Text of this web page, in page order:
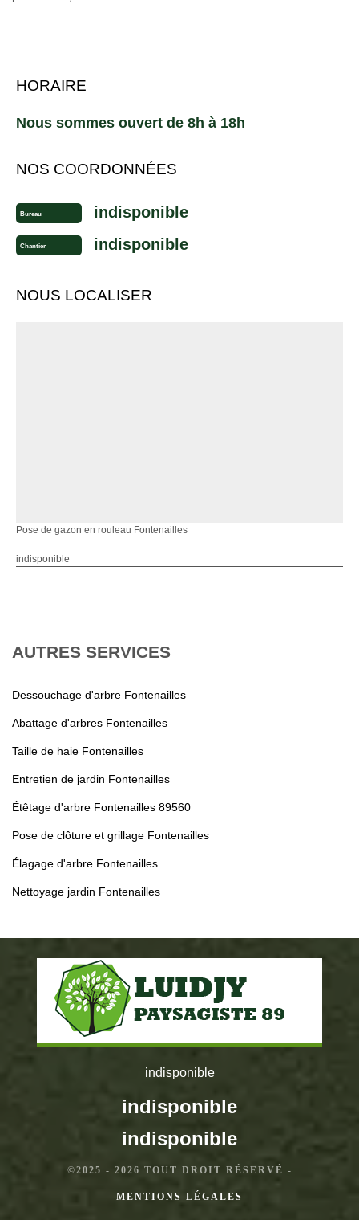
HORAIRE
Nous sommes ouvert de 8h à 18h
NOS COORDONNÉES
Bureau indisponible
Chantier indisponible
NOUS LOCALISER
Pose de gazon en rouleau Fontenailles
indisponible
AUTRES SERVICES
Dessouchage d'arbre Fontenailles
Abattage d'arbres Fontenailles
Taille de haie Fontenailles
Entretien de jardin Fontenailles
Étêtage d'arbre Fontenailles 89560
Pose de clôture et grillage Fontenailles
Élagage d'arbre Fontenailles
Nettoyage jardin Fontenailles
indisponible
indisponible
indisponible
©2025 - 2026 TOUT DROIT RÉSERVÉ -
MENTIONS LÉGALES